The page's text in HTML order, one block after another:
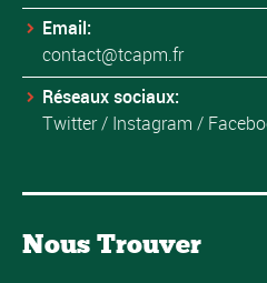
Email:
contact@tcapm.fr
Réseaux sociaux:
Twitter/ Instagram /
Nous Trouver